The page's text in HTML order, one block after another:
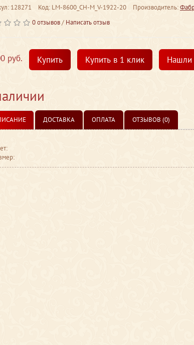
128271 Код: LM-8600_CH-M_V-1922-20 Производитель:
0 отзывов/ Написать отзыв
руб. Купить Купить в 1 клик Нашли
ДОСТАВКА ОПЛАТА ОТЗЫВОВ (0)